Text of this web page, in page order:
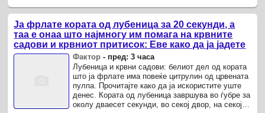
Ја фрлате кората од лубеница за 20 секунди, а
таа е онаа што најмногу им помага на крвните
садови и крвниот притисок: Еве како да ја јадете
Фактор - пред: 3 часа
Лубеница и крвни садови: белиот дел од кората
што ја фрлате има повеќе цитрулин од црвената
пулпа. Прочитајте како да ja искористите уште
денес. Кората од лубеница завршува во ѓубре за
околу дваесет секунди, во секој двор, на секоја